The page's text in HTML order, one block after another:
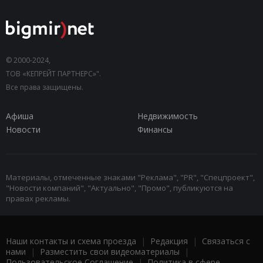
© 2000-2024,
ТОВ «КЕПРЕЙТ ПАРТНЕРС»".
Все права защищены.
Афиша
Недвижимость
Новости
Финансы
Материалы, отмеченные знаками "Реклама", "PR", "Спецпроект",
"Новости компаний", "Актуально", "Промо", публикуются на
правах рекламы.
Наши контакты и схема проезда | Редакция | Связаться с
нами | Разместить свои видеоматериалы |